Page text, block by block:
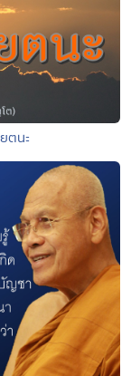
ตนะ